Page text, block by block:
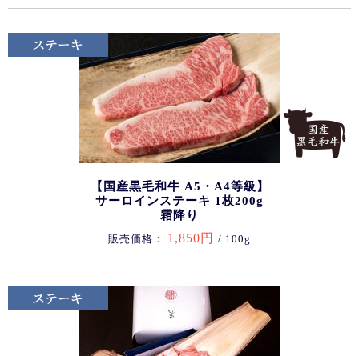
【国産黒毛和牛 A5・A4等級】
サーロインステーキ 1枚200g
霜降り
販売価格： 1,850円 / 100g